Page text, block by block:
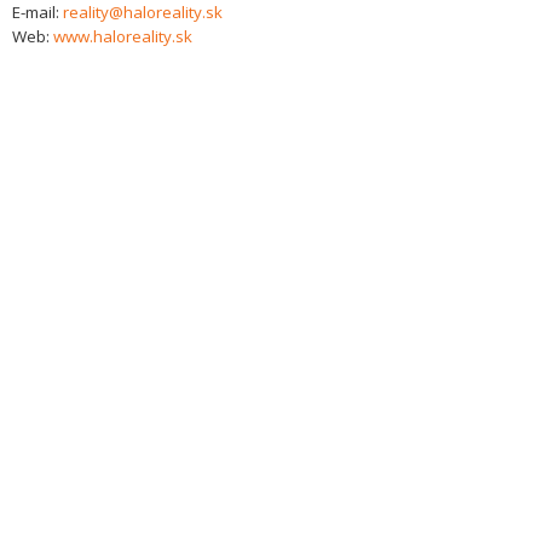
E-mail: reality@haloreality.sk
Web: www.haloreality.sk